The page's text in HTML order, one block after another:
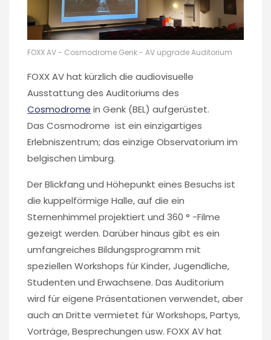
FOXX AV - Cosmodrome Genk - AV upgrade Auditorium
FOXX AV hat kürzlich die audiovisuelle
Ausstattung des Auditoriums des
Cosmodrome in Genk (BEL) aufgerüstet.
Das Cosmodrome ist ein einzigartiges
Erlebniszentrum; das einzige Observatorium im
belgischen Limburg.
Der Blickfang und Höhepunkt eines Besuchs ist
die kuppelförmige Halle, auf die ein
Sternenhimmel projektiert und 360 ° -Filme
gezeigt werden. Darüber hinaus gibt es ein
umfangreiches Bildungsprogramm mit
speziellen Workshops für Kinder, Jugendliche,
Studenten und Erwachsene. Das Auditorium
wird für eigene Präsentationen verwendet, aber
auch an Dritte vermietet für Workshops, Partys,
Vorträge, Besprechungen usw. FOXX AV hat